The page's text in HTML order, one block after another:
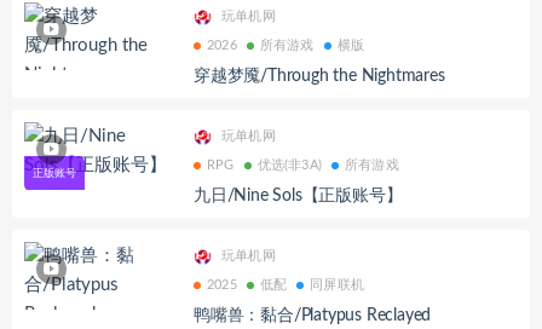
玩单机网
2026 所有游戏 横版
穿越梦魇/Through the Nightmares
玩单机网
RPG 优选(非3A) 所有游戏
九日/Nine Sols【正版账号】
玩单机网
2025 低配 同屏联机
鸭嘴兽：黏合/Platypus Reclayed